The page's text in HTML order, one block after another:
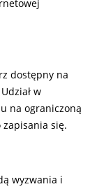
dostępny na
w
na ograniczoną
zapisania się.
wyzwania i